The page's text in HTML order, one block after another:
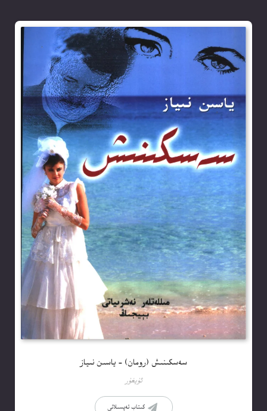
سەسكىنىش (رومان) – ياسىن نىياز
ئۇيغۇر
كىتاب تەپسىلاتى